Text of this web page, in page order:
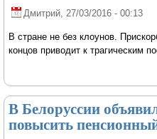
Дмитрий, 27/03/2016 - 00:13
В стране не без клоунов.
концов приводит к трагическим
В Белоруссии
повысить